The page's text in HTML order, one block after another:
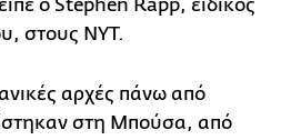
ο Stephen Rapp, ειδικός
στους NYT.
αρχές πάνω από
στη Μπούσα, από